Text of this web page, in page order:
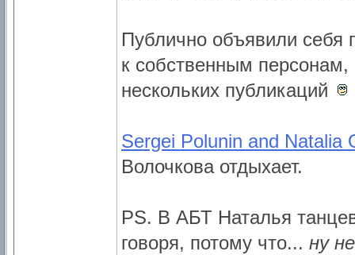
Публично объявили себя
к собственным персонам,
нескольких публикаций
Sergei Polunin and Natalia
Волочкова отдыхает.
PS. В АБТ Наталья
говоря, потому что... ну